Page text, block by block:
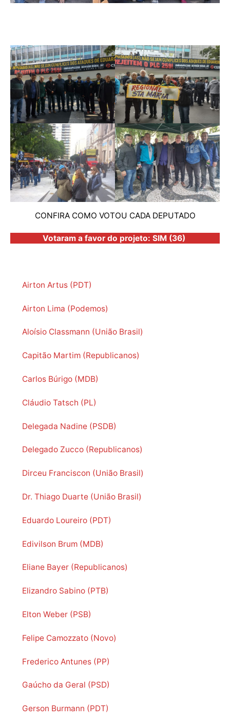
CONFIRA COMO VOTOU CADA DEPUTADO
Votaram a favor do projeto: SIM (36)
Airton Artus (PDT)
Airton Lima (Podemos)
Aloísio Classmann (União Brasil)
Capitão Martim (Republicanos)
Carlos Búrigo (MDB)
Cláudio Tatsch (PL)
Delegada Nadine (PSDB)
Delegado Zucco (Republicanos)
Dirceu Franciscon (União Brasil)
Dr. Thiago Duarte (União Brasil)
Eduardo Loureiro (PDT)
Edivilson Brum (MDB)
Eliane Bayer (Republicanos)
Elizandro Sabino (PTB)
Elton Weber (PSB)
Felipe Camozzato (Novo)
Frederico Antunes (PP)
Gaúcho da Geral (PSD)
Gerson Burmann (PDT)